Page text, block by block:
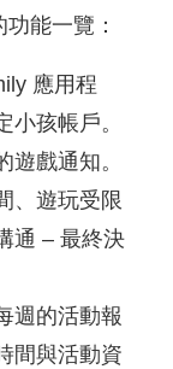
能一覽：
應用程
孩帳戶。
遊戲通知。
、遊玩受限
通 – 最終決
週的活動報
間與活動資